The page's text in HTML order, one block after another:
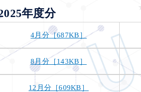
年度分
4月分［687KB］
8月分［143KB］
12月分［609KB］